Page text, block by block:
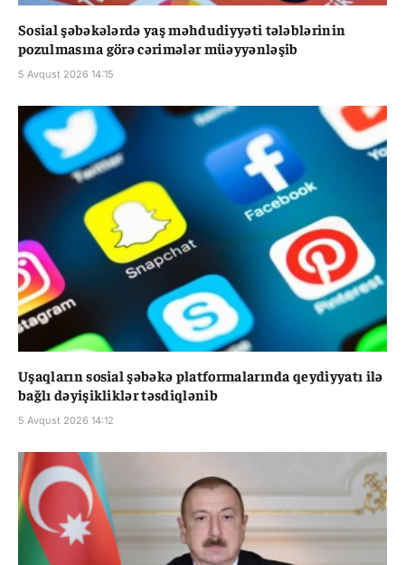
Sosial şəbəkələrdə yaş məhdudiyyəti tələblərinin
pozulmasına görə cərimələr müəyyənləşib
5 Avqust 2026 14:15
Uşaqların sosial şəbəkə platformalarında qeydiyyatı ilə
bağlı dəyişikliklər təsdiqlənib
5 Avqust 2026 14:12